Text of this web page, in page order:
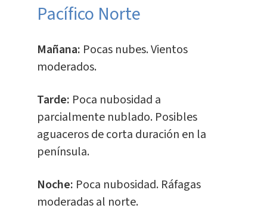
Pacífico Norte
Mañana: Pocas nubes. Vientos
moderados.
Tarde: Poca nubosidad a
parcialmente nublado. Posibles
aguaceros de corta duración en la
península.
Noche: Poca nubosidad. Ráfagas
moderadas al norte.